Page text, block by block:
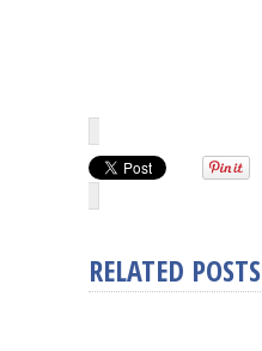
RELATED POSTS